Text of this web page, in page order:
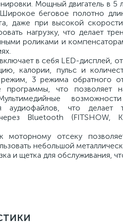
Мощный двигатель в 5
беговое полотно
даже при высокой
нагрузку, что делает
роликами и
в себя LED-дисплей,
калории, пульс и
3 режима обратного
программы, что позволяет
аудиофайлов, что
Bluetooth (FITSHOW,
моторному отсеку
небольшой
и щетка для обслуживания,